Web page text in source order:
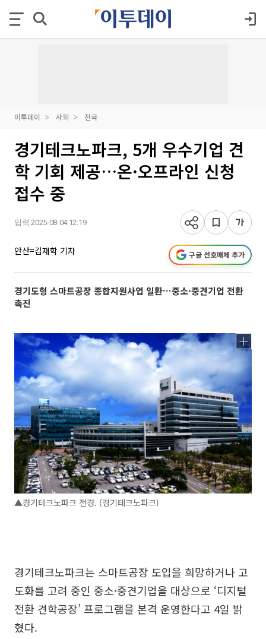
이투데이 사회 전국
경기테크노파크, 5개 우수기업 견
학 기회 제공…온·오프라인 신청
접수 중
입력 2025-08-04 12:19
안산=김재학 기자 구글 선호매체 추가
경기도형 스마트공장 종합지원사업 일환…중소·중견기업 전환
촉진
▲경기테크노파크 전경. (경기테크노파크)
경기테크노파크는 스마트공장 도입을 희망하거나 고
도화를 고려 중인 중소·중견기업을 대상으로 ‘디지털
전환 견학공장’ 프로그램을 본격 운영한다고 4일 밝
혔다.